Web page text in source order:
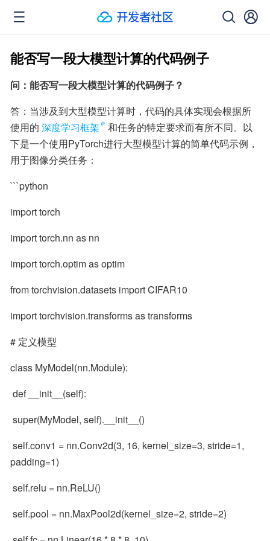
能否写一段大模型计算的代码例子
问：能否写一段大模型计算的代码例子？
答：当涉及到大型模型计算时，代码的具体实现会根据所
使用的 深度学习框架
和任务的特定要求而有所不同。以
下是一个使用PyTorch进行大型模型计算的简单代码示例，
用于图像分类任务：
```python
import torch
import torch.nn as nn
import torch.optim as optim
from torchvision.datasets import CIFAR10
import torchvision.transforms as transforms
# 定义模型
class MyModel(nn.Module):
def __init__(self):
super(MyModel, self).__init__()
padding=1)
self.relu = nn.ReLU()
self.pool = nn.MaxPool2d(kernel_size=2, stride=2)